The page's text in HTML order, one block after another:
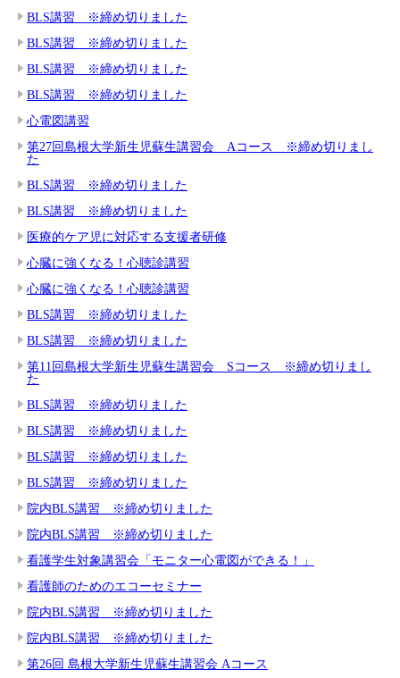
BLS講習 ※締め切りました
BLS講習 ※締め切りました
BLS講習 ※締め切りました
BLS講習 ※締め切りました
心電図講習
第27回島根大学新生児蘇生講習会 Aコース ※締め切りまし
た
BLS講習 ※締め切りました
BLS講習 ※締め切りました
医療的ケア児に対応する支援者研修
心臓に強くなる！心聴診講習
心臓に強くなる！心聴診講習
BLS講習 ※締め切りました
BLS講習 ※締め切りました
第11回島根大学新生児蘇生講習会 Sコース ※締め切りまし
た
BLS講習 ※締め切りました
BLS講習 ※締め切りました
BLS講習 ※締め切りました
BLS講習 ※締め切りました
院内BLS講習 ※締め切りました
院内BLS講習 ※締め切りました
看護学生対象講習会「モニター心電図ができる！」
看護師のためのエコーセミナー
院内BLS講習 ※締め切りました
院内BLS講習 ※締め切りました
第26回 島根大学新生児蘇生講習会 Aコース